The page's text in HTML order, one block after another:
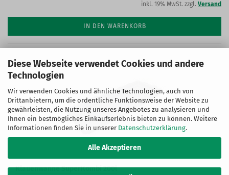
Diese Webseite verwendet Cookies und andere
Technologien
Wir verwenden Cookies und ähnliche Technologien, auch von
Drittanbietern, um die ordentliche Funktionsweise der Website zu
gewährleisten, die Nutzung unseres Angebotes zu analysieren und
Ihnen ein bestmögliches Einkaufserlebnis bieten zu können. Weitere
Informationen finden Sie in unserer Datenschutzerklärung.
Alle Akzeptieren
inkl. 19% MwSt. zzgl. Versand
IN DEN WARENKORB
Klauenwanne SuperKombi 200l